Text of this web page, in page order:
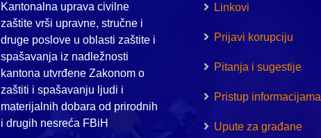
Kantonalna uprava civilne
zaštite vrši upravne, stručne i
druge poslove u oblasti zaštite i
spašavanja iz nadležnosti
kantona utvrđene Zakonom o
zaštiti i spašavanju ljudi i
materijalnih dobara od prirodnih
i drugih nesreća FBiH
Linkovi
Prijavi korupciju
Pitanja i sugestije
Pristup informacijama
Upute za građane